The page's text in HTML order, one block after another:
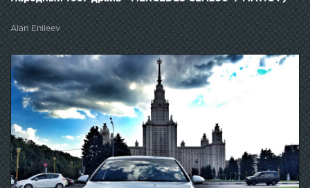
Alan Enileev